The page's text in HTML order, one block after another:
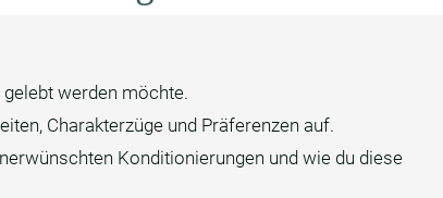
werden möchte.
Charakterzüge und Präferenzen auf.
Konditionierungen und wie du diese